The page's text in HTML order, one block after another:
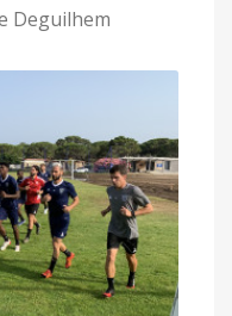
Deguilhem